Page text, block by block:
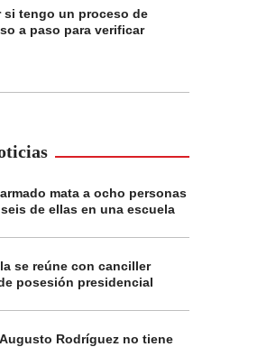
si tengo un proceso de
a paso para verificar
mata a ocho personas
de ellas en una escuela
se reúne con canciller
posesión presidencial
Rodríguez no tiene